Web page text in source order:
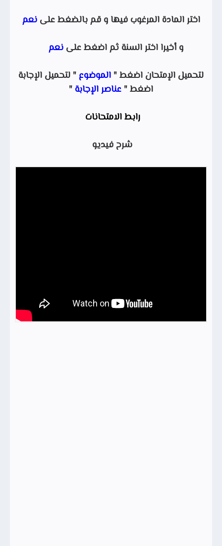
اختر المادة المرغوب فيها و قم بالضغط علىنعم
و أخيرا اختر السنة ثم اضغط على نعم
لتحميل الإمتحان اضغط " الموضوع" لتحميل الإجابة
اضغط " عناصر الإجابة "
رابط الامتحانات
شرح فيديو